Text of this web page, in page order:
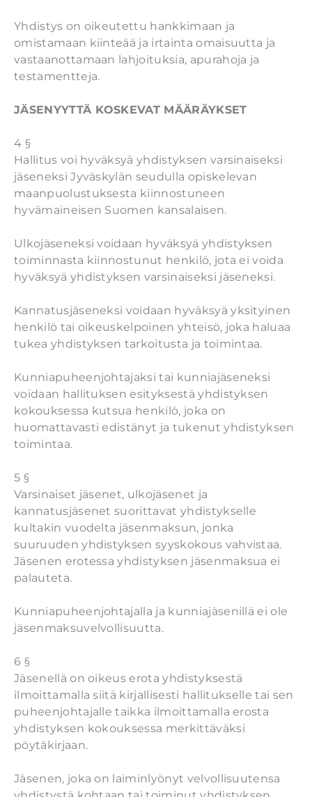
Yhdistys on oikeutettu hankkimaan ja
omistamaan kiinteää ja irtainta omaisuutta ja
vastaanottamaan lahjoituksia, apurahoja ja
testamentteja.
JÄSENYYTTÄ KOSKEVAT MÄÄRÄYKSET
4 §
Hallitus voi hyväksyä yhdistyksen varsinaiseksi
jäseneksi Jyväskylän seudulla opiskelevan
maanpuolustuksesta kiinnostuneen
hyvämaineisen Suomen kansalaisen.
Ulkojäseneksi voidaan hyväksyä yhdistyksen
toiminnasta kiinnostunut henkilö, jota ei voida
hyväksyä yhdistyksen varsinaiseksi jäseneksi.
Kannatusjäseneksi voidaan hyväksyä yksityinen
henkilö tai oikeuskelpoinen yhteisö, joka haluaa
tukea yhdistyksen tarkoitusta ja toimintaa.
Kunniapuheenjohtajaksi tai kunniajäseneksi
voidaan hallituksen esityksestä yhdistyksen
kokouksessa kutsua henkilö, joka on
huomattavasti edistänyt ja tukenut yhdistyksen
toimintaa.
5 §
Varsinaiset jäsenet, ulkojäsenet ja
kannatusjäsenet suorittavat yhdistykselle
kultakin vuodelta jäsenmaksun, jonka
suuruuden yhdistyksen syyskokous vahvistaa.
Jäsenen erotessa yhdistyksen jäsenmaksua ei
palauteta.
Kunniapuheenjohtajalla ja kunniajäsenillä ei ole
jäsenmaksuvelvollisuutta.
6 §
Jäsenellä on oikeus erota yhdistyksestä
ilmoittamalla siitä kirjallisesti hallitukselle tai sen
puheenjohtajalle taikka ilmoittamalla erosta
yhdistyksen kokouksessa merkittäväksi
pöytäkirjaan.
Jäsenen, joka on laiminlyönyt velvollisuutensa